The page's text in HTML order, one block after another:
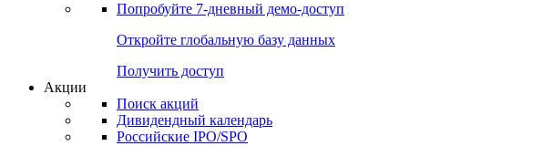
Попробуйте 7-дневный демо-доступ
Откройте глобальную базу данных
Получить доступ
Акции
Поиск акций
Дивидендный календарь
Российские IPO/SPO